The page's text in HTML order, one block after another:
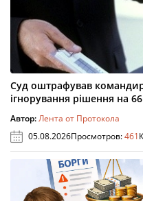
Суд оштрафував
ігнорування рішення на
Автор:Лента от Протокола
05.08.2026Просмотров:461